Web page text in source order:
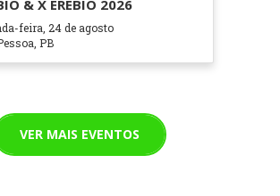
& X EREBIO 2026
feira, 24 de agosto
PB
VER MAIS EVENTOS